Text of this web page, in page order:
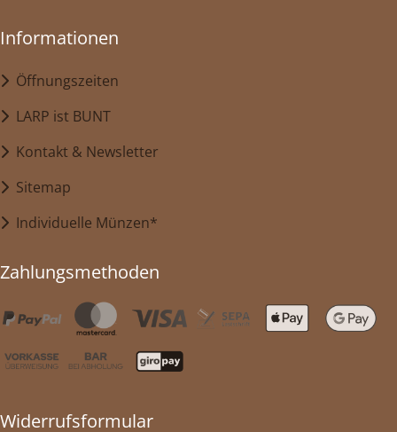
Informationen
Öffnungszeiten
LARP ist BUNT
Kontakt & Newsletter
Sitemap
Individuelle Münzen*
Zahlungsmethoden
Widerrufsformular